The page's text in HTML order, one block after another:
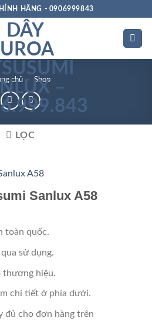
HÃNG - 0906999843
chủ » Shop
LỌC
Sanlux A58
toàn quốc.
sử dụng.
thương hiệu.
chi tiết ở phía dưới.
đủ cho đơn hàng trên